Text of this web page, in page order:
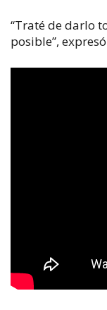
“Traté de darlo
posible”,